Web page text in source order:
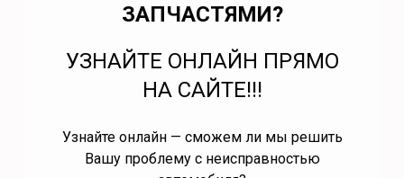
ЗАПЧАСТЯМИ?
УЗНАЙТЕ ОНЛАЙН ПРЯМО
НА САЙТЕ!!!
Узнайте онлайн — сможем ли мы решить
Вашу проблему с неисправностью